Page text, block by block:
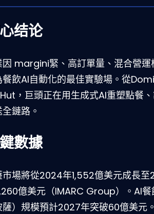
结论
因 margini緊、高訂單量、混合營運
餐飲AI自動化的最佳實驗場。從
，巨頭正在用生成式AI重塑點餐
鏈路。
數據
市場將從2024年1,552億美元成長
億美元（IMARC Group）。AI餐
薩）規模預計2027年突破60億美元